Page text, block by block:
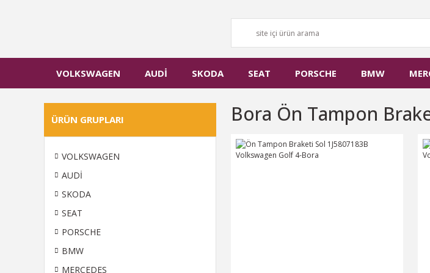
VOLKSWAGEN AUDİ SKODA SEAT PORSCHE BMW
ÜRÜN GRUPLARI
VOLKSWAGEN
AUDİ
SKODA
SEAT
PORSCHE
BMW
MERCEDES
Bora Ön Tampon